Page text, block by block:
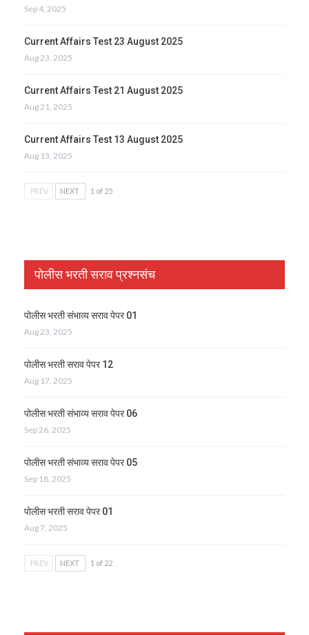
Sep 4, 2025
Current Affairs Test 23 August 2025
Aug 23, 2025
Current Affairs Test 21 August 2025
Aug 21, 2025
Current Affairs Test 13 August 2025
Aug 13, 2025
PREV NEXT 1 of 25
पोलीस भरती सराव प्रश्नसंच
पोलीस भरती संभाव्य सराव पेपर 01
Aug 23, 2025
पोलीस भरती सराव पेपर 12
Aug 17, 2025
पोलीस भरती संभाव्य सराव पेपर 06
Sep 26, 2025
पोलीस भरती संभाव्य सराव पेपर 05
Sep 18, 2025
पोलीस भरती सराव पेपर 01
Aug 7, 2025
PREV NEXT 1 of 22